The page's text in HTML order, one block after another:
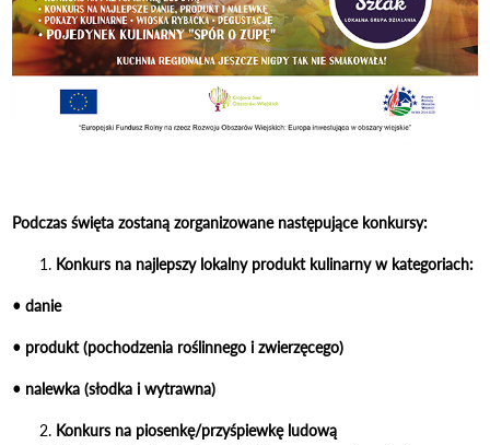
Podczas święta zostaną zorganizowane następujące konkursy:
Konkurs na najlepszy lokalny produkt kulinarny w kategoriach:
• danie
• produkt (pochodzenia roślinnego i zwierzęcego)
• nalewka (słodka i wytrawna)
Konkurs na piosenkę/przyśpiewkę ludową